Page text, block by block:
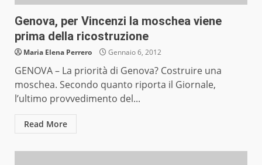
Genova, per Vincenzi la moschea viene
prima della ricostruzione
Maria Elena Perrero Gennaio 6, 2012
GENOVA – La priorità di Genova? Costruire una
moschea. Secondo quanto riporta il Giornale,
l’ultimo provvedimento del...
Read More